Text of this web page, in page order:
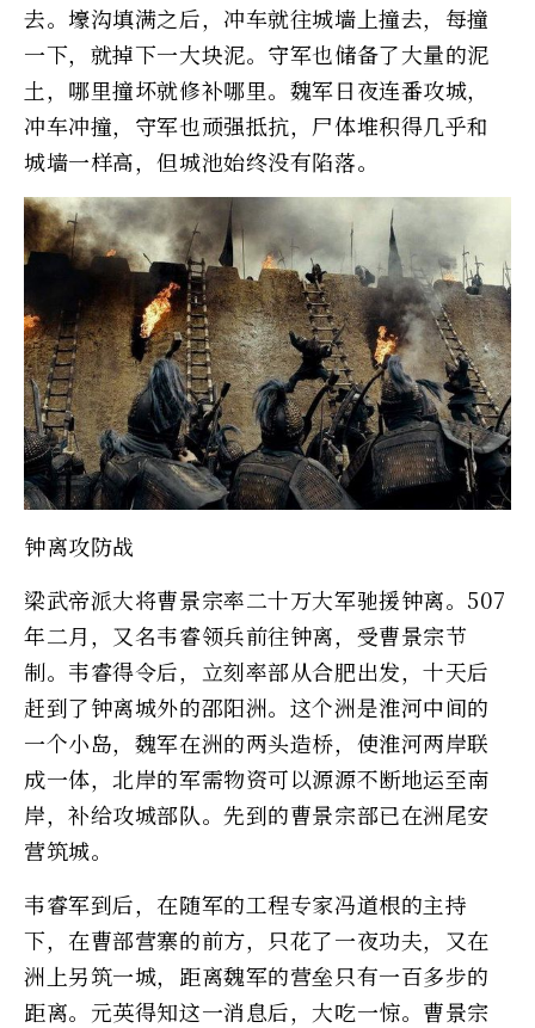
去。壕沟填满之后，冲车就往城墙上撞去，每撞
一下，就掉下一大块泥。守军也储备了大量的泥
土，哪里撞坏就修补哪里。魏军日夜连番攻城，
冲车冲撞，守军也顽强抵抗，尸体堆积得几乎和
城墙一样高，但城池始终没有陷落。
钟离攻防战
梁武帝派大将曹景宗率二十万大军驰援钟离。507
年二月，又名韦睿领兵前往钟离，受曹景宗节
制。韦睿得令后，立刻率部从合肥出发，十天后
赶到了钟离城外的邵阳洲。这个洲是淮河中间的
一个小岛，魏军在洲的两头造桥，使淮河两岸联
成一体，北岸的军需物资可以源源不断地运至南
岸，补给攻城部队。先到的曹景宗部已在洲尾安
营筑城。
韦睿军到后，在随军的工程专家冯道根的主持
下，在曹部营寨的前方，只花了一夜功夫，又在
洲上另筑一城，距离魏军的营垒只有一百多步的
距离。元英得知这一消息后，大吃一惊。曹景宗